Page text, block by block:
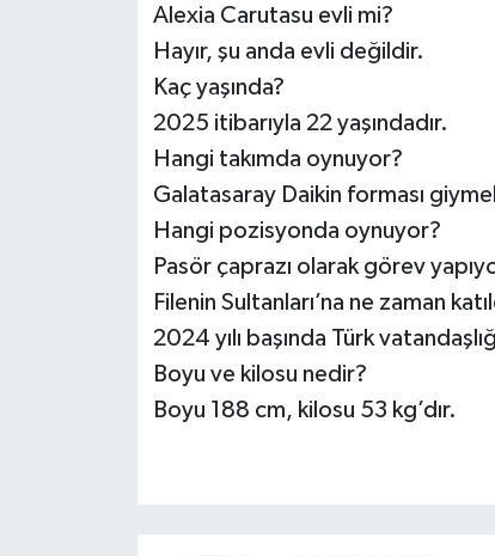
Alexia Carutasu evli mi?
Hayır, şu anda evli değildir.
Kaç yaşında?
2025 itibarıyla 22 yaşındadır.
Hangi takımda oynuyor?
Galatasaray Daikin forması
Hangi pozisyonda oynuyor?
Pasör çaprazı olarak görev
Filenin Sultanları’na ne zaman
2024 yılı başında Türk
Boyu ve kilosu nedir?
Boyu 188 cm, kilosu 53 kg’dır.